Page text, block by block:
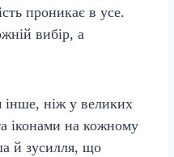
проникає в усе.
вибір, а
інше, ніж у великих
іконами на кожному
й зусилля, що